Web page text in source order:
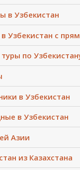
в Узбекистан
Узбекистан с
по
в Узбекистан
в Узбекистан
Азии
из Казахстана